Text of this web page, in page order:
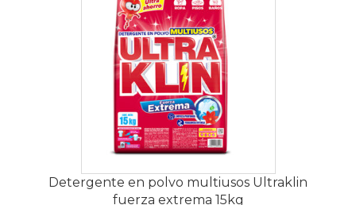
Detergente en polvo multiusos Ultraklin
fuerza extrema 15kg